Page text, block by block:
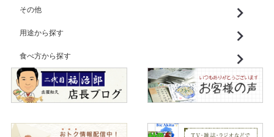
その他
用途から探す
食べ方から探す